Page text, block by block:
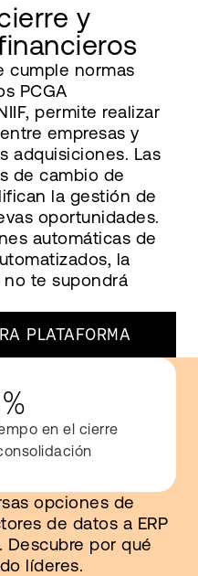
y
cumple normas
PCGA
permite realizar
empresas y
adquisiciones. Las
de cambio de
la gestión de
oportunidades.
automáticas de
la
te supondrá
PLATAFORMA
en el cierre
opciones de
de datos a ERP
Descubre por qué
líderes.